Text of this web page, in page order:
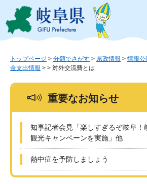
ジ
ュ
このページの本文へ
トップページ > 分類でさがす > 県政情報 >情報公
金支出情報 > > 対外交流費とは
重要なお知らせ
知事記者会見「楽しすぎるぞ岐阜！
観光キャンペーンを実施」他
熱中症を予防しましょう